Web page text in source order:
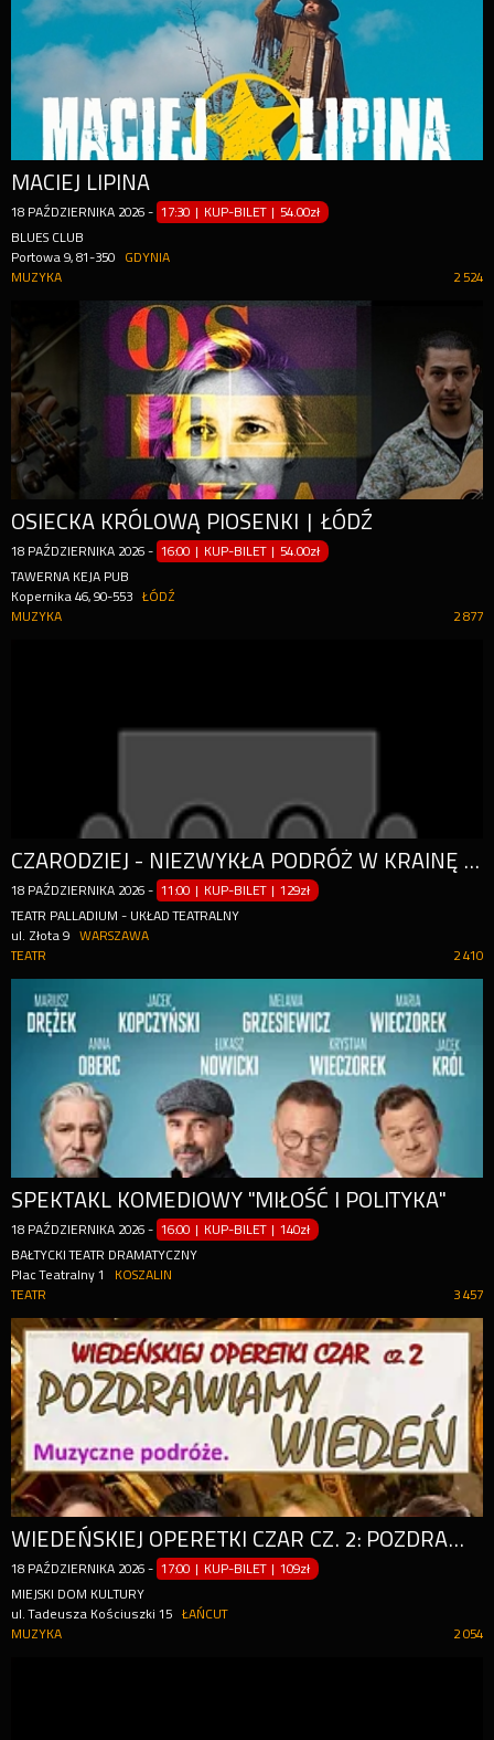
MACIEJ LIPINA
18 PAŹDZIERNIKA 2026 - 17:30 | KUP-BILET | 54.00zł
BLUES CLUB
Portowa 9, 81-350
GDYNIA
2 524
MUZYKA
OSIECKA KRÓLOWĄ PIOSENKI | ŁÓDŹ
18 PAŹDZIERNIKA 2026 - 16:00 | KUP-BILET | 54.00zł
TAWERNA KEJA PUB
Kopernika 46, 90-553
ŁÓDŹ
2 877
MUZYKA
CZARODZIEJ - NIEZWYKŁA PODRÓŻ W KRAINĘ ILUZJI
18 PAŹDZIERNIKA 2026 - 11:00 | KUP-BILET |129zł
TEATR PALLADIUM - UKŁAD TEATRALNY
ul. Złota 9
WARSZAWA
2 410
TEATR
SPEKTAKL KOMEDIOWY "MIŁOŚĆ I POLITYKA"
18 PAŹDZIERNIKA 2026 - 16:00 | KUP-BILET |140zł
BAŁTYCKI TEATR DRAMATYCZNY
Plac Teatralny 1
KOSZALIN
3 457
TEATR
WIEDEŃSKIEJ OPERETKI CZAR CZ. 2: POZDRAWIAMY WIEDEŃ - GALA OPERETKOWA, OPERETKA, MUSICALE
18 PAŹDZIERNIKA 2026 - 17:00 | KUP-BILET |109zł
MIEJSKI DOM KULTURY
ul. Tadeusza Kościuszki 15
ŁAŃCUT
2 054
MUZYKA